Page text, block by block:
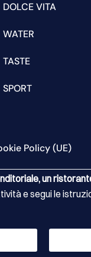
DOLCE VITA
WATER
TASTE
SPORT
Policy (UE)
un
e segui le